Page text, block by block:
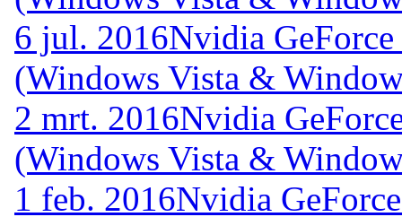
6 jul. 2016Nvidia
(Windows Vista &
2 mrt. 2016Nvidia
(Windows Vista &
1 feb. 2016Nvidia